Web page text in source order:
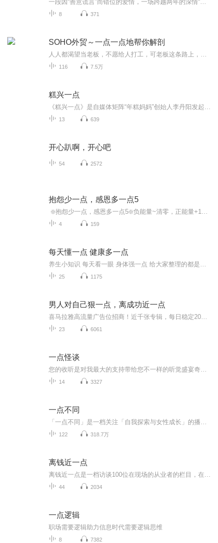
8 371
SOHO外贸～一点一点地帮你解剖
116 7.5万
糕兴一点
13 639
开心趴啊，开心吧
54 2572
抱怨少一点，感恩多一点5
4 159
每天懂一点 健康多一点
25 1175
男人对自己狠一点，离成功近一点
23 6061
一点怪谈
14 3327
一点不同
122 318.7万
离钱近一点
44 2034
一点逻辑
职场需要逻辑助力信息时代需要逻辑思维
8 7382